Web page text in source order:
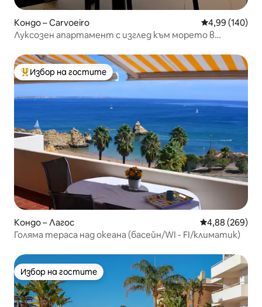
Кондо – Carvoeiro Средна
4,99 (140)
Луксозен апартамент с изглед към морето в
Най-популярен избор на гостите
Избор на гостите
Кондо – Лагос Средна
4,88 (269)
Голяма тераса над океана (басейн/WI - FI/климатик)
Избор на гостите
Избор на гостите